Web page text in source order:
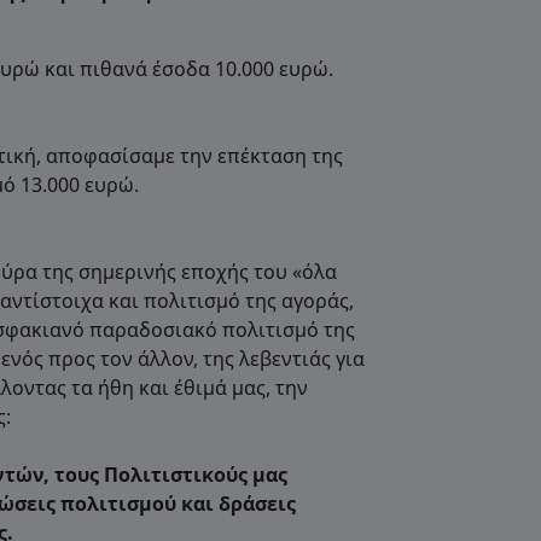
και πιθανά έσοδα 10.000 ευρώ.
αποφασίσαμε την επέκταση της
13.000 ευρώ.
της σημερινής εποχής του «όλα
και πολιτισμό της αγοράς,
παραδοσιακό πολιτισμό της
προς τον άλλον, της λεβεντιάς για
τα ήθη και έθιμά μας, την
τους Πολιτιστικούς μας
πολιτισμού και δράσεις